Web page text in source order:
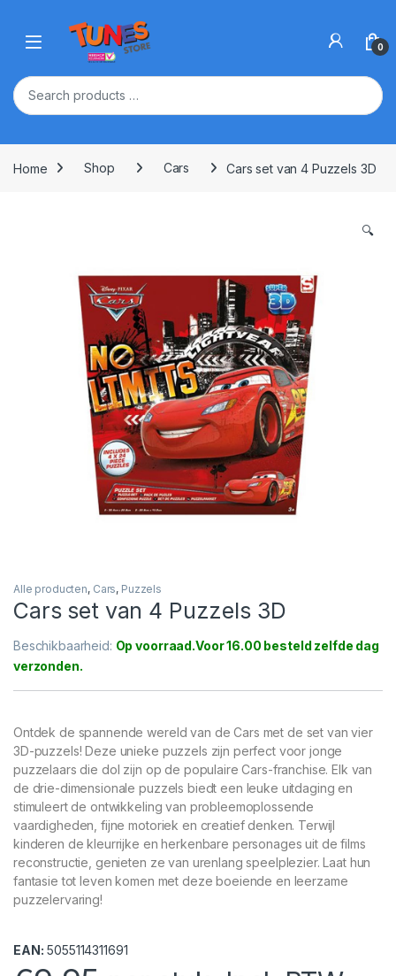
Open 0
Home Shop Cars Cars set van 4 Puzzels 3D
🔍
Alle producten, Cars, Puzzels
Cars set van 4 Puzzels 3D
Beschikbaarheid: Op voorraad
Ontdek de spannende wereld van de Cars met de set van vier
3D-puzzels! Deze unieke puzzels zijn perfect voor jonge
puzzelaars die dol zijn op de populaire Cars-franchise. Elk van
de drie-dimensionale puzzels biedt een leuke uitdaging en
stimuleert de ontwikkeling van probleemoplossende
vaardigheden, fijne motoriek en creatief denken. Terwijl
kinderen de kleurrijke en herkenbare personages uit de films
reconstructie, genieten ze van urenlang speelplezier. Laat hun
fantasie tot leven komen met deze boeiende en leerzame
puzzelervaring!
EAN: 5055114311691